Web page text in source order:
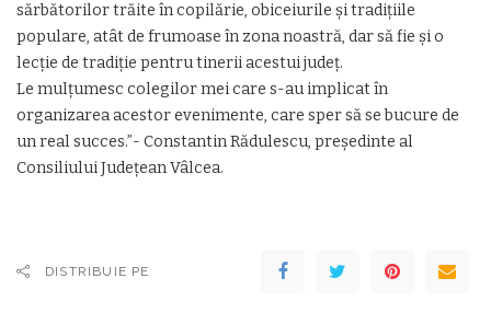
sărbătorilor trăite în copilărie, obiceiurile și tradițiile
populare, atât de frumoase în zona noastră, dar să fie și o
lecție de tradiție pentru tinerii acestui județ.
Le mulțumesc colegilor mei care s-au implicat în
organizarea acestor evenimente, care sper să se bucure de
un real succes.”- Constantin Rădulescu, președinte al
Consiliului Județean Vâlcea.
DISTRIBUIE PE